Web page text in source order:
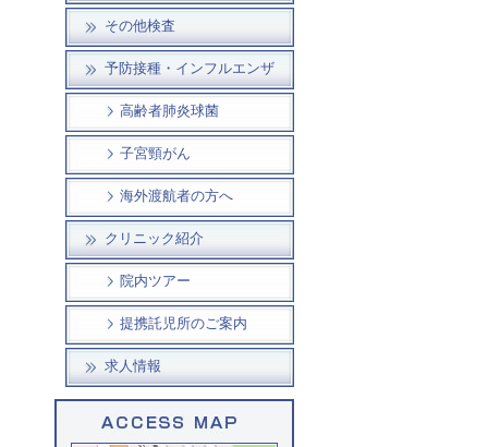
その他検査
予防接種・インフルエンザ
高齢者肺炎球菌
子宮頸がん
海外渡航者の方へ
クリニック紹介
院内ツアー
提携託児所のご案内
求人情報